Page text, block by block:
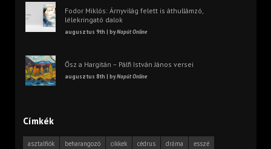
Fodor Miklós: Árnyvilág felett is áthullámzó,
lélekringató dalok
augusztus 9th | byNapút Online
Ősz a Hargitán – Pálfi István János versei
augusztus 8th | byNapút Online
Címkék
asztalfiók beharangozó cikkek cédrus dráma
esszé